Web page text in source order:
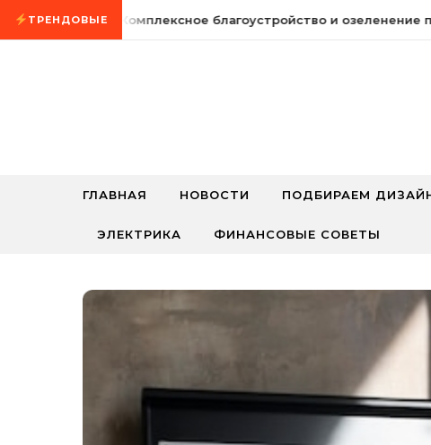
Промотать к содержимому
ТРЕНДОВЫЕ
5 августа, 2026Комплексное благоустройство и озеленение
ГЛАВНАЯ НОВОСТИ ПОДБИРАЕМ
ЭЛЕКТРИКА ФИНАНСОВЫЕ СОВЕТЫ